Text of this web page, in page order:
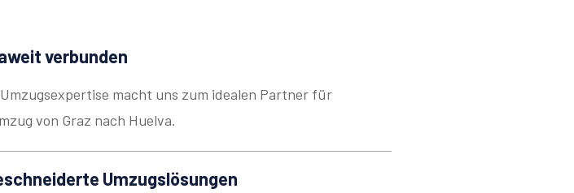
verbunden
macht uns zum idealen Partner für
von Graz nach Huelva.
Umzugslösungen